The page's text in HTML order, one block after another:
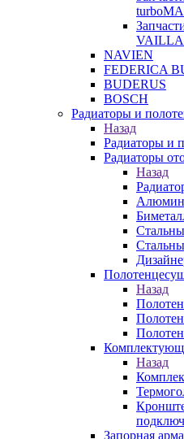
NAVIEN
FEDERICA
BUDERUS
BOSCH
Радиаторы и
Назад
Радиаторы и
Радиаторы
Назад
Назад
Назад
Запорная